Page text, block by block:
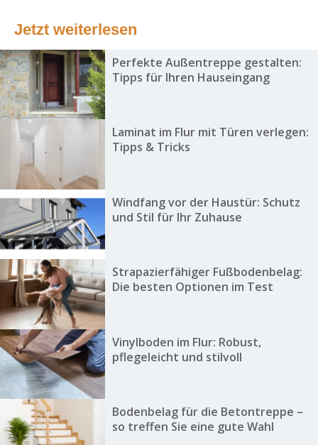
Jetzt weiterlesen
Perfekte Außentreppe gestalten:
Tipps für Ihren Hauseingang
Laminat im Flur mit Türen verlegen:
Tipps & Tricks
Windfang vor der Haustür: Schutz
und Stil für Ihr Zuhause
Strapazierfähiger Fußbodenbelag:
Die besten Optionen im Test
Vinylboden im Flur: Robust,
pflegeleicht und stilvoll
Bodenbelag für die Betontreppe –
so treffen Sie eine gute Wahl